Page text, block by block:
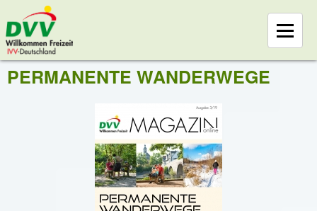
PERMANENTE WANDERWEGE